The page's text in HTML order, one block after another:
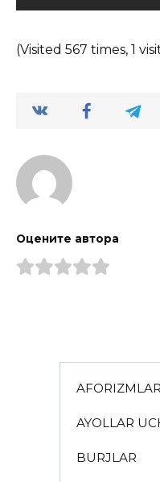
(Visited 567 times, 1
Оцените автора
AFORIZMLAR
AYOLLAR
BURJLAR